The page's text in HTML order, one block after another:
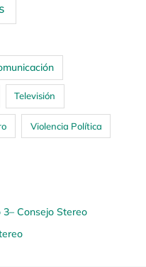
Televisión
Violencia Política
Consejo Stereo